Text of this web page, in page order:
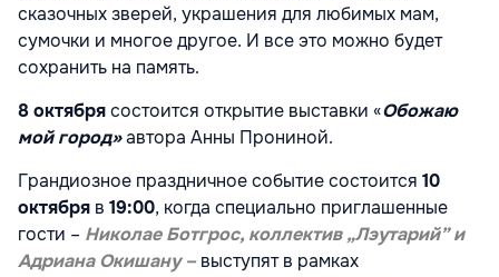
сказочных зверей, украшения для любимых мам,
сумочки и многое другое. И все это можно будет
сохранить на память.
8 октябрясостоится открытие выставки «Обожаю
мой город»автора Анны Прониной.
Грандиозное праздничное событие состоится 10
октября в 19:00, когда специально приглашенные
гости – НиколаеБотгрос, коллектив„Лэутарий”и
Адриана Окишану – выступят в рамках